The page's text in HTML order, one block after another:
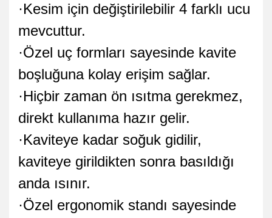
·Kesim için değiştirilebilir 4 farklı ucu
mevcuttur.
·Özel uç formları sayesinde kavite
boşluğuna kolay erişim sağlar.
·Hiçbir zaman ön ısıtma gerekmez,
direkt kullanıma hazır gelir.
·Kaviteye kadar soğuk gidilir,
kaviteye girildikten sonra basıldığı
anda ısınır.
·Özel ergonomik standı sayesinde